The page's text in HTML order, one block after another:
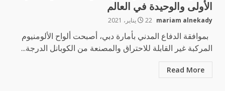
الأولى والوحيدة في العالم
mariam alnekady 22 يناير، 2021
بموافقة الدفاع المدني بأمارة دبي، أصبحت ألواح الألومنيوم
المركبة غير القابلة للاحتراق والمصنعة من الكوبانل الدرجة...
Read More